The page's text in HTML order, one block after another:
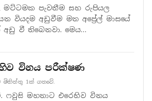
මට්ටමක පැවතීම සහ රුපියල
වියදම අඩුවීම මත අප්‍රේල් මාසයේ
වී තිබෙනවා. මෙය…
විනය පරීක්ෂණ
මිනිත්තු 1ක් ගතවේ.
ෆවුසි මහතාට එරෙහිව විනය